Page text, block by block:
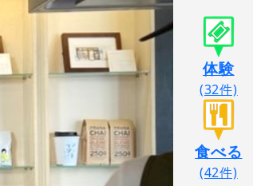
体験
(32件)
食べる
(42件)